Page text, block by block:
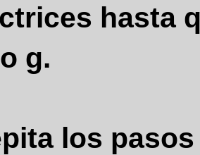
hasta
g.
los